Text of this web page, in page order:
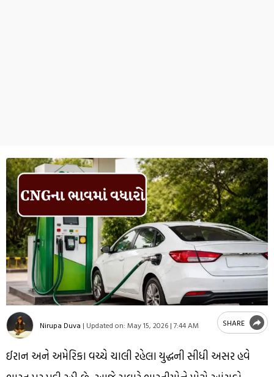
Nirupa Duva | Updated on: May 15, 2026 | 7:44 AM SHARE
ઈરાન અને અમેરિકા વચ્ચે ચાલી રહેલા યુદ્ધની સીધી અસર હવે